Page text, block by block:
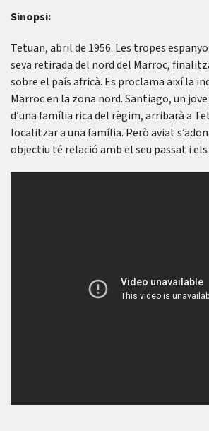
Sinopsi:
Tetuan, abril de 1956. Les tropes
seva retirada del nord del Marroc,
sobre el país africà. Es proclama així la
Marroc en la zona nord. Santiago, un
d’una família rica del règim, arribarà a
localitzar a una família. Però aviat
objectiu té relació amb el seu passat i els